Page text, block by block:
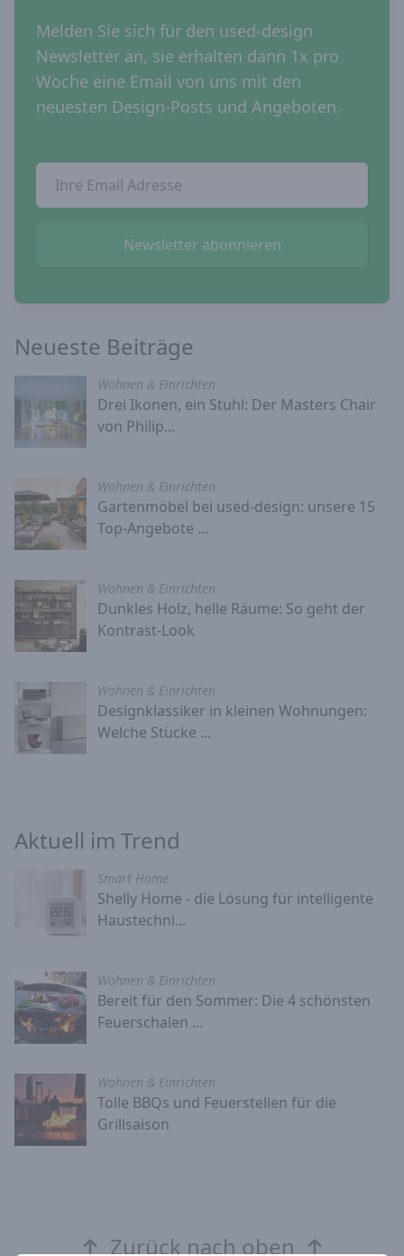
Melden Sie sich für den used-design
Newsletter an, sie erhalten dann 1x pro
Woche eine Email von uns mit den
neuesten Design-Posts und Angeboten.
Email Addresse
Newsletter abonnieren
Neueste Beiträge
Wohnen & Einrichten
Drei Ikonen, ein Stuhl: Der Masters Chair
von Philip...
Wohnen & Einrichten
Gartenmöbel bei used-design: unsere 15
Top-Angebote ...
Wohnen & Einrichten
Dunkles Holz, helle Räume: So geht der
Kontrast-Look
Wohnen & Einrichten
Designklassiker in kleinen Wohnungen:
Welche Stücke ...
Aktuell im Trend
Smart Home
Shelly Home - die Lösung für intelligente
Haustechni...
Wohnen & Einrichten
Bereit für den Sommer: Die 4 schönsten
Feuerschalen ...
Wohnen & Einrichten
Tolle BBQs und Feuerstellen für die
Grillsaison
Zurück nach oben